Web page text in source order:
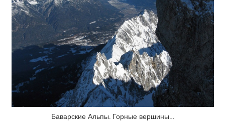
Баварские Альпы. Горные вершины…